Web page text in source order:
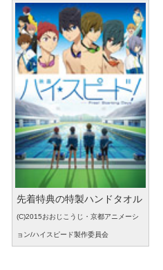
先着特典の特製ハンドタオル
(C)2015おおじこうじ・京都アニメーシ
ョン/ハイスピード製作委員会